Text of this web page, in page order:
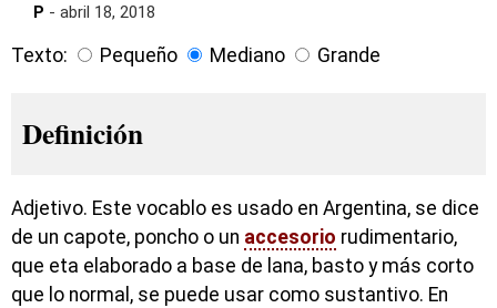
P - abril 18, 2018
Texto: Pequeño Mediano Grande
Definición
Adjetivo. Este vocablo es usado en Argentina, se dice
de un capote, poncho o un accesorio rudimentario,
que eta elaborado a base de lana, basto y más corto
que lo normal, se puede usar como sustantivo. En